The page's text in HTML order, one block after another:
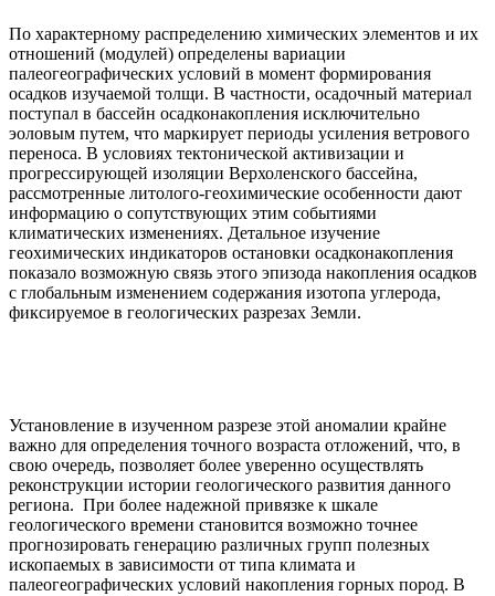
По характерному распределению химических элементов и их
отношений (модулей) определены вариации
палеогеографических условий в момент формирования
осадков изучаемой толщи. В частности, осадочный материал
поступал в бассейн осадконакопления исключительно
эоловым путем, что маркирует периоды усиления ветрового
переноса. В условиях тектонической активизации и
прогрессирующей изоляции Верхоленского бассейна,
рассмотренные литолого-геохимические особенности дают
информацию о сопутствующих этим событиями
климатических изменениях. Детальное изучение
геохимических индикаторов остановки осадконакопления
показало возможную связь этого эпизода накопления осадков
с глобальным изменением содержания изотопа углерода,
фиксируемое в геологических разрезах Земли.
Установление в изученном разрезе этой аномалии крайне
важно для определения точного возраста отложений, что, в
свою очередь, позволяет более уверенно осуществлять
реконструкции истории геологического развития данного
региона. При более надежной привязке к шкале
геологического времени становится возможно точнее
прогнозировать генерацию различных групп полезных
ископаемых в зависимости от типа климата и
палеогеографических условий накопления горных пород. В